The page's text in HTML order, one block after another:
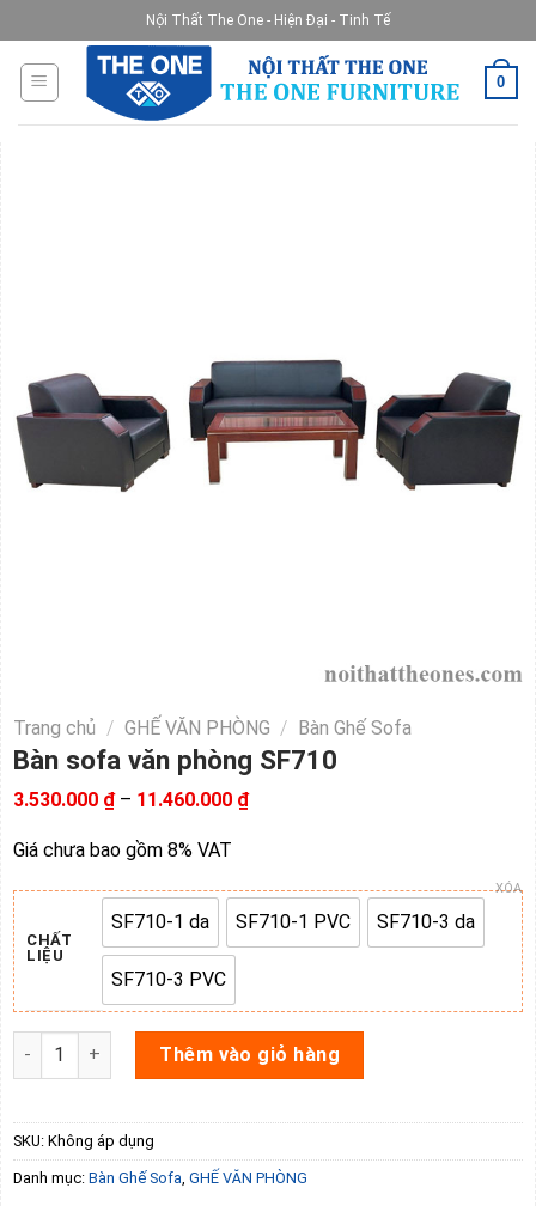
to
content
Nội Thất The One - Hiện Đại - Tinh Tế
0
Trang chủ / GHẾ VĂN PHÒNG / Bàn Ghế Sofa
Bàn sofa văn phòng SF710
3.530.000 ₫ – 11.460.000 ₫Khoảng
11.460.000 ₫
Giá chưa bao gồm 8% VAT
CHẤT
LIỆU
SF710-1 da
SF710-1 daSF710-1 PVC
SF710-1 PVCSF710-3 da
SF710-3 da
SF710-3 PVC
SF710-3 PVC
XÓA
Bàn sofa văn phòng SF710 số lượng
Thêm vào giỏ hàng
SKU: Không áp dụng
Danh mục: Bàn Ghế Sofa, GHẾ VĂN PHÒNG